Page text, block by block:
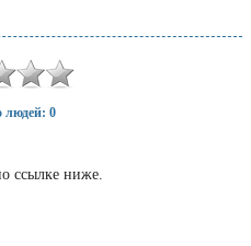
людей: 0
ссылке ниже.